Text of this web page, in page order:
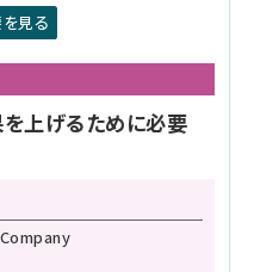
見る
を上げるために必要